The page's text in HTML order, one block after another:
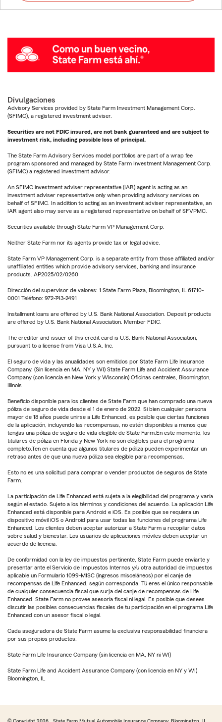
Divulgaciones
Advisory Services provided by State Farm Investment Management Corp.
(SFIMC), a registered investment adviser.
Securities are not FDIC insured, are not bank guaranteed and are subject to
investment risk, including possible loss of principal.
The State Farm Advisory Services model portfolios are part of a wrap fee
program sponsored and managed by State Farm Investment Management Corp.
(SFIMC) a registered investment advisor.
An SFIMC investment adviser representative (IAR) agent is acting as an
investment adviser representative only when providing advisory services on
behalf of SFIMC. In addition to acting as an investment adviser representative, an
IAR agent also may serve as a registered representative on behalf of SFVPMC.
Securities available through State Farm VP Management Corp.
Neither State Farm nor its agents provide tax or legal advice.
State Farm VP Management Corp. is a separate entity from those affiliated and/or
unaffiliated entities which provide advisory services, banking and insurance
products. AP2025/02/0260
Dirección del supervisor de valores: 1 State Farm Plaza, Bloomington, IL 61710-
0001 Teléfono: 972-743-2491
Installment loans are offered by U.S. Bank National Association. Deposit products
are offered by U.S. Bank National Association. Member FDIC.
The creditor and issuer of this credit card is U.S. Bank National Association,
pursuant to a license from Visa U.S.A. Inc.
El seguro de vida y las anualidades son emitidos por State Farm Life Insurance
Company. (Sin licencia en MA, NY y WI) State Farm Life and Accident Assurance
Company (con licencia en New York y Wisconsin) Oficinas centrales, Bloomington,
Illinois.
Beneficio disponible para los clientes de State Farm que han comprado una nueva
póliza de seguro de vida desde el 1 de enero de 2022. Si bien cualquier persona
mayor de 18 años puede unirse a Life Enhanced, es posible que ciertas funciones
de la aplicación, incluyendo las recompensas, no estén disponibles a menos que
tengas una póliza de seguro de vida elegible de State Farm.En este momento, los
titulares de póliza en Florida y New York no son elegibles para el programa
completo.Ten en cuenta que algunos titulares de póliza pueden experimentar un
retraso antes de que una nueva póliza sea elegible para recompensas.
Esto no es una solicitud para comprar o vender productos de seguros de State
Farm.
La participación de Life Enhanced está sujeta a la elegibilidad del programa y varía
según el estado. Sujeto a los términos y condiciones del acuerdo. La aplicación Life
Enhanced está disponible para Android e iOS. Es posible que se requiera un
dispositivo móvil iOS o Android para usar todas las funciones del programa Life
Enhanced. Los clientes deben aceptar autorizar a State Farm a recopilar datos
sobre salud y bienestar. Los usuarios de aplicaciones móviles deben aceptar un
acuerdo de licencia.
De conformidad con la ley de impuestos pertinente, State Farm puede enviarte y
presentar ante el Servicio de Impuestos Internos y/u otra autoridad de impuestos
aplicable un Formulario 1099-MISC (ingresos misceláneos) por el canje de
recompensas de Life Enhanced, según corresponda. Tú eres el único responsable
de cualquier consecuencia fiscal que surja del canje de recompensas de Life
Enhanced. State Farm no provee asesoría fiscal ni legal. Es posible que desees
discutir las posibles consecuencias fiscales de tu participación en el programa Life
Enhanced con un asesor fiscal o legal.
Cada aseguradora de State Farm asume la exclusiva responsabilidad financiera
por sus propios productos.
State Farm Life Insurance Company (sin licencia en MA, NY ni WI)
State Farm Life and Accident Assurance Company (con licencia en NY y WI)
Bloomington, IL